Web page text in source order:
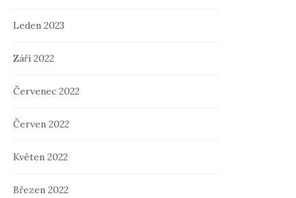
Leden 2023
Září 2022
Červenec 2022
Červen 2022
Květen 2022
Březen 2022